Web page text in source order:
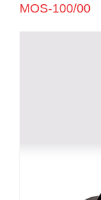
MOS-100/00